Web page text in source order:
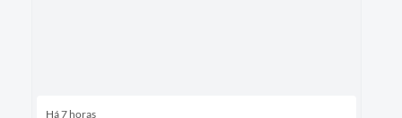
Há 7 horas